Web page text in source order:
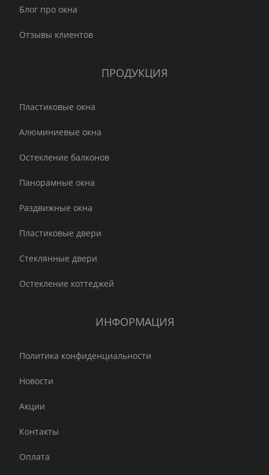
Блог про окна
Отзывы клиентов
ПРОДУКЦИЯ
Пластиковые окна
Алюминиевые окна
Остекление балконов
Панорамные окна
Раздвижные окна
Пластиковые двери
Стеклянные двери
Остекление коттеджей
ИНФОРМАЦИЯ
Политика конфиденциальности
Новости
Акции
Контакты
Оплата